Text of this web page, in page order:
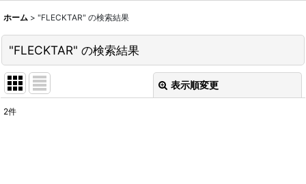
ホーム > "FLECKTAR" の検索結果
"FLECKTAR" の検索結果
表示順変更
2件